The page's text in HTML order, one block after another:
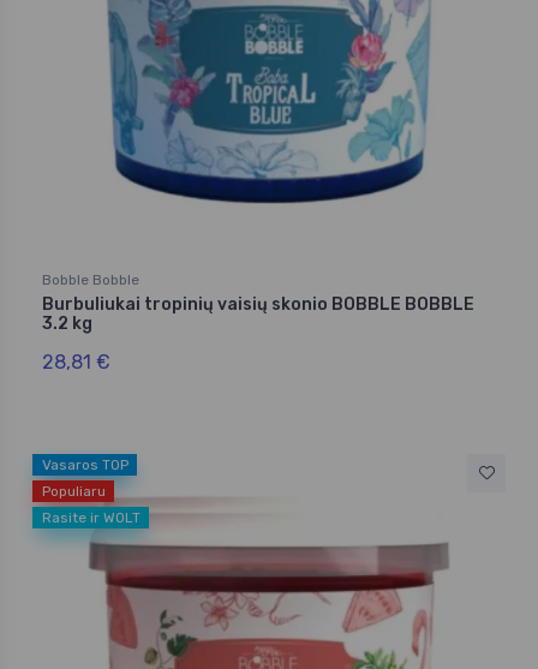
Bobble Bobble
Burbuliukai tropinių vaisių skonio BOBBLE BOBBLE
3.2 kg
28,81 €
Vasaros TOP
Populiaru
Rasite ir WOLT